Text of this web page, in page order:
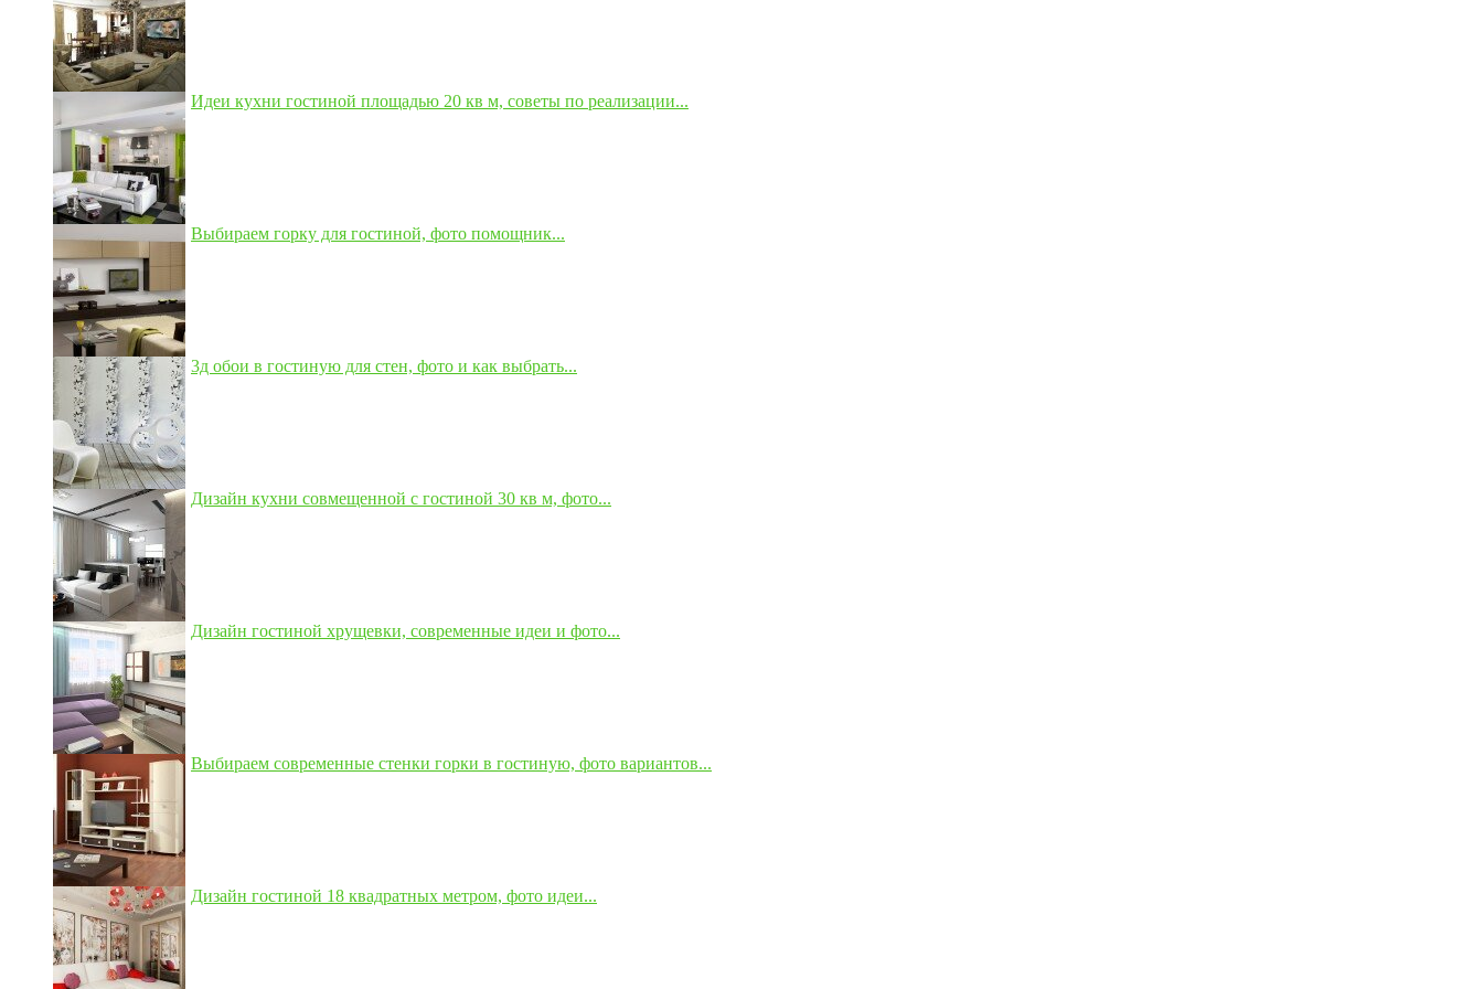
Идеи кухни гостиной площадью 20 кв м, советы по реализации...
Выбираем горку для гостиной, фото помощник...
3д обои в гостиную для стен, фото и как выбрать...
Дизайн кухни совмещенной с гостиной 30 кв м, фото...
Дизайн гостиной хрущевки, современные идеи и фото...
Выбираем современные стенки горки в гостиную, фото вариантов...
Дизайн гостиной 18 квадратных метром, фото идеи...